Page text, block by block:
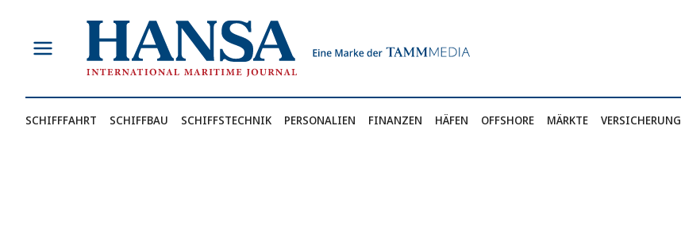
springen
SCHIFFFAHRT SCHIFFBAU SCHIFFSTECHNIK PERSONALIEN FINANZEN HÄFEN OFFSHORE MÄRKTE VERSICHERUNG